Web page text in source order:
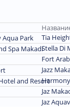
Tia
Stella Di
Fort
Jazz
Jaz
Jaz